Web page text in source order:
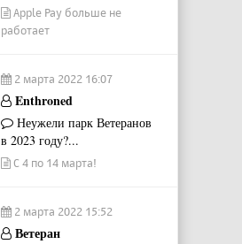
Apple Pay больше не
работает
2 марта 2022 16:07
Enthroned
Неужели парк Ветеранов
в 2023 году?...
С 4 по 14 марта!
2 марта 2022 15:52
Ветеран